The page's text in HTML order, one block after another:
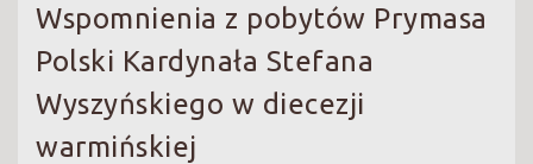
Wspomnienia z pobytów Prymasa
Polski Kardynała Stefana
Wyszyńskiego w diecezji
warmińskiej